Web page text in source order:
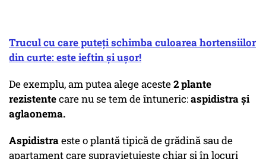
Trucul cu care puteți schimba culoarea hortensiilor
din curte: este ieftin și ușor!
De exemplu, am putea alege aceste2 plante
rezistentecare nu se tem de întuneric:aspidistra și
aglaonema.
Aspidistraeste o plantă tipică de grădină sau de
apartament care supraviețuiește chiar și în locuri